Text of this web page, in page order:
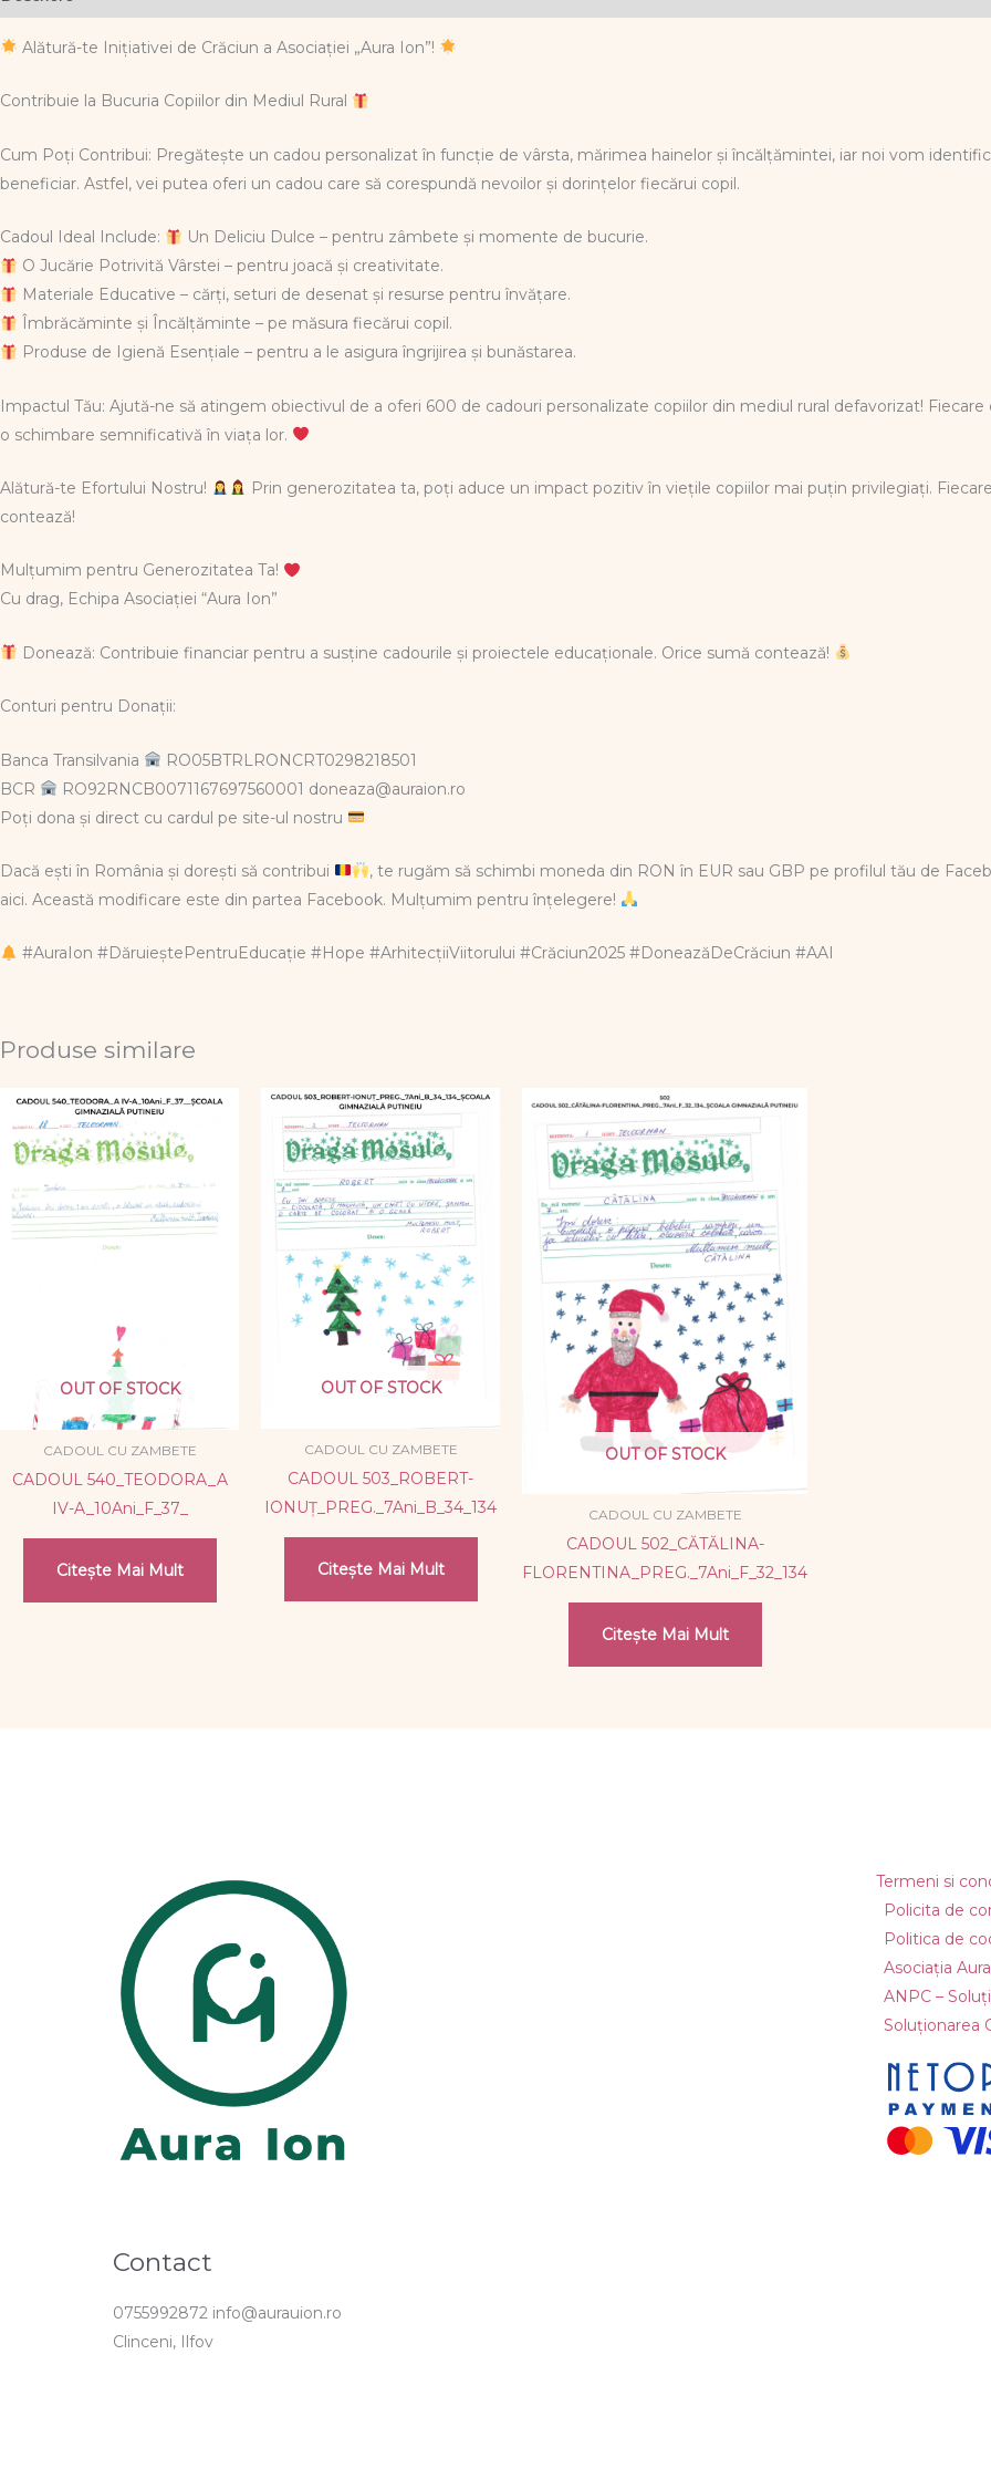
Alătură-te Inițiativei de Crăciun a Asociației „Aura Ion”!
Contribuie la Bucuria Copiilor din Mediul Rural
Cum Poți Contribui: Pregătește un cadou personalizat în funcție de vârsta, mărimea hainelor și încălțămintei, iar noi vom
beneficiar. Astfel, vei putea oferi un cadou care să corespundă nevoilor și dorințelor fiecărui copil.
Cadoul Ideal Include:
Un Deliciu Dulce – pentru zâmbete și momente de bucurie.
O Jucărie Potrivită Vârstei – pentru joacă și creativitate.
Materiale Educative – cărți, seturi de desenat și resurse pentru învățare.
Îmbrăcăminte și Încălțăminte – pe măsura fiecărui copil.
Produse de Igienă Esențiale – pentru a le asigura îngrijirea și bunăstarea.
Impactul Tău: Ajută-ne să atingem obiectivul de a oferi 600 de cadouri personalizate copiilor din mediul rural defavorizat! Fiecare
o schimbare semnificativă în viața lor.
Alătură-te Efortului Nostru!
Prin generozitatea ta, poți aduce un impact pozitiv în viețile copiilor mai puțin privilegiați.
contează!
Mulțumim pentru Generozitatea Ta!
Cu drag, Echipa Asociației “Aura Ion”
Donează: Contribuie financiar pentru a susține cadourile și proiectele educaționale. Orice sumă contează!
Conturi pentru Donații:
Banca Transilvania
RO05BTRLRONCRT0298218501
BCR
RO92RNCB0071167697560001 doneaza@auraion.ro
Poți dona și direct cu cardul pe site-ul nostru
Dacă ești în România și dorești să contribui
, te rugăm să schimbi moneda din RON în EUR sau GBP pe profilul tău de
aici. Această modificare este din partea Facebook. Mulțumim pentru înțelegere!
#AuraIon #DăruieștePentruEducație #Hope #ArhitecțiiViitorului #Crăciun2025 #DoneazăDeCrăciun #AAI
Produse similare
OUT OF STOCK
CADOUL CU ZAMBETE
CADOUL 540_TEODORA_A
IV-A_10Ani_F_37_
Citește Mai Mult
OUT OF STOCK
CADOUL CU ZAMBETE
CADOUL 503_ROBERT-
IONUȚ_PREG._7Ani_B_34_134
Citește Mai Mult
OUT OF STOCK
CADOUL CU ZAMBETE
CADOUL 502_CĂTĂLINA-
FLORENTINA_PREG._7Ani_F_32_134
Citește Mai Mult
Contact
0755992872 info@aurauion.ro
Clinceni, Ilfov
Termeni si
Policita de
Politica de
Asociația
ANPC –
Soluționarea